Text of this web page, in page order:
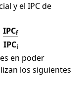
y el IPC de
IPCf
IPCi
en poder
los siguientes